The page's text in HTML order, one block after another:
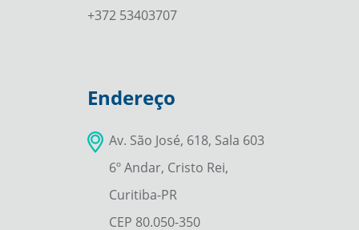
+372 53403707
Endereço
Av. São José, 618, Sala 603
6º Andar, Cristo Rei,
Curitiba-PR
CEP 80.050-350